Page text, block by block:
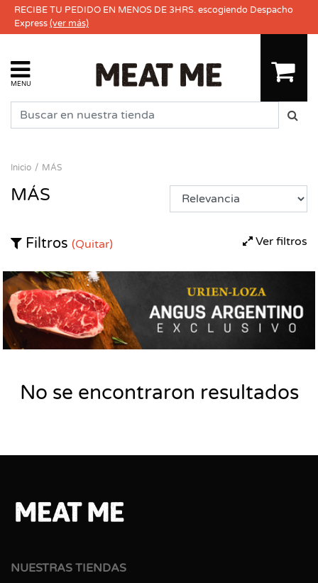
RECIBE TU PEDIDO EN MENOS DE 3HRS. escogiendo Despacho
Express(ver más)
MENU
Inicio MÁS
MÁS
Ver filtros
Filtros (Quitar)
No se encontraron resultados
NUESTRAS TIENDAS